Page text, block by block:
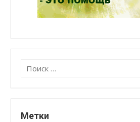
Поиск:
Метки